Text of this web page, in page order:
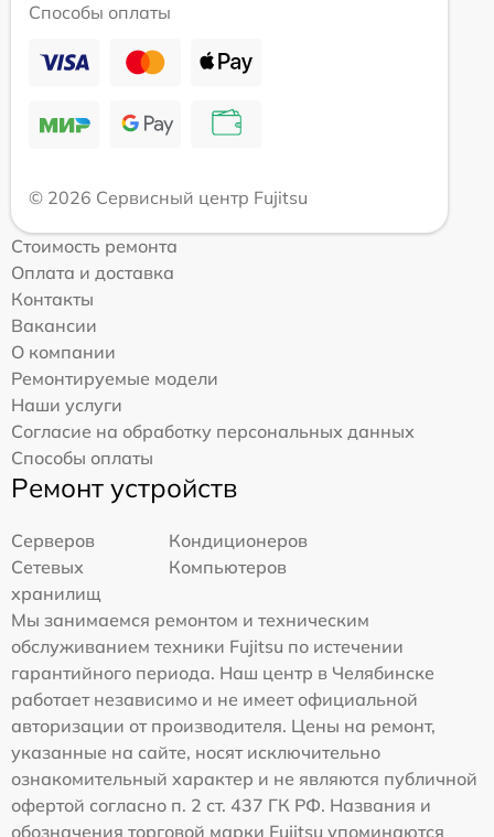
Способы оплаты
© 2026 Сервисный центр Fujitsu
Стоимость ремонта
Оплата и доставка
Контакты
Вакансии
О компании
Ремонтируемые модели
Наши услуги
Согласие на обработку персональных данных
Способы оплаты
Ремонт устройств
Серверов
Кондиционеров
Сетевых
хранилищ
Компьютеров
Мы занимаемся ремонтом и техническим
обслуживанием техники Fujitsu по истечении
гарантийного периода. Наш центр в Челябинске
работает независимо и не имеет официальной
авторизации от производителя. Цены на ремонт,
указанные на сайте, носят исключительно
ознакомительный характер и не являются публичной
офертой согласно п. 2 ст. 437 ГК РФ. Названия и
обозначения торговой марки Fujitsu упоминаются